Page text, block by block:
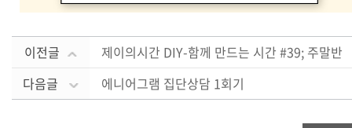
이전글
제이의시간 DIY-함께 만드는 시간 #39; 주말반
다음글
에니어그램 집단상담 1회기